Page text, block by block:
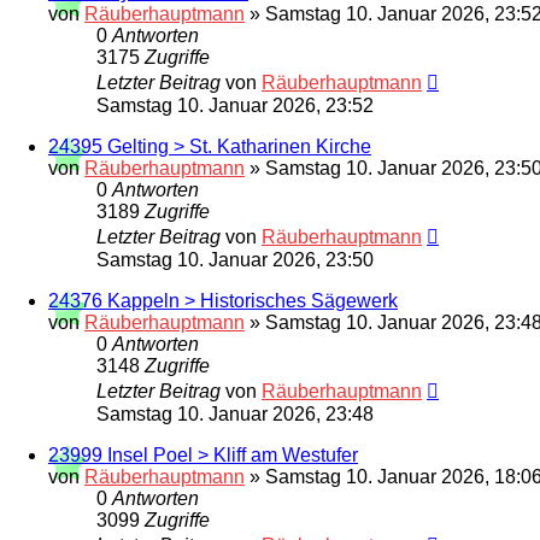
von Räuberhauptmann » Samstag 10. Januar 2026, 23:52
0 Antworten
3175 Zugriffe
Letzter Beitrag von Räuberhauptmann
Samstag 10. Januar 2026, 23:52
24395 Gelting > St. Katharinen Kirche
von Räuberhauptmann » Samstag 10. Januar 2026,
0 Antworten
3189 Zugriffe
Letzter Beitrag von Räuberhauptmann
Samstag 10. Januar 2026, 23:50
24376 Kappeln > Historisches Sägewerk
von Räuberhauptmann » Samstag 10. Januar 2026,
0 Antworten
3148 Zugriffe
Letzter Beitrag von Räuberhauptmann
Samstag 10. Januar 2026, 23:48
23999 Insel Poel > Kliff am Westufer
von Räuberhauptmann » Samstag 10. Januar 2026,
0 Antworten
3099 Zugriffe